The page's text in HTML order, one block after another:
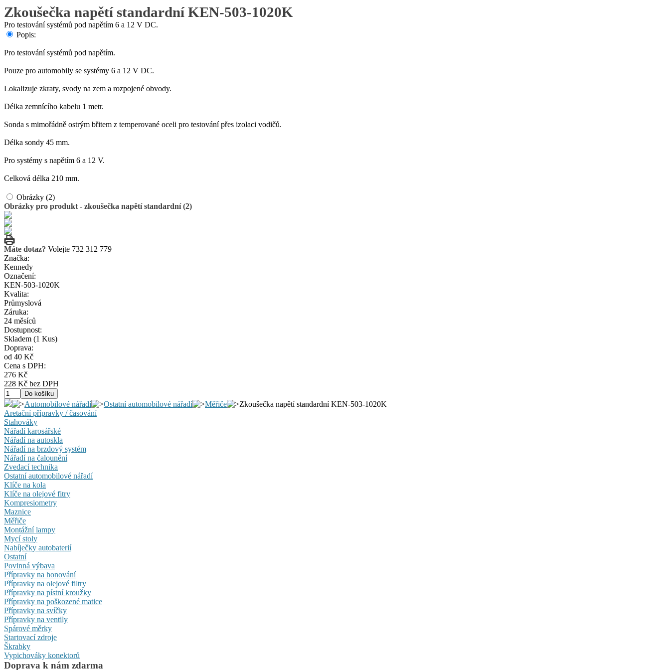
Zkoušečka napětí standardní KEN-503-1020K
Pro testování systémů pod napětím 6 a 12 V DC.
Popis:
Pro testování systémů pod napětím.
Pouze pro automobily se systémy 6 a 12 V DC.
Lokalizuje zkraty, svody na zem a rozpojené obvody.
Délka zemnícího kabelu 1 metr.
Sonda s mimořádně ostrým břitem z temperované oceli pro testování přes izolaci vodičů.
Délka sondy 45 mm.
Pro systémy s napětím 6 a 12 V.
Celková délka 210 mm.
Obrázky (2)
Obrázky pro produkt - zkoušečka napětí standardní (2)
Máte dotaz? Volejte 732 312 779
Značka:
Kennedy
Označení:
KEN-503-1020K
Kvalita:
Průmyslová
Záruka:
24 měsíců
Dostupnost:
Skladem (1 Kus)
Doprava:
od 40 Kč
Cena s DPH:
276 Kč
228 Kč bez DPH
Automobilové nářadí Ostatní automobilové nářadí Měřiče
Zkoušečka napětí standardní KEN-503-1020K
Aretační přípravky / časování
Stahováky
Nářadí karosářské
Nářadí na autoskla
Nářadí na brzdový systém
Nářadí na čalounění
Zvedací technika
Ostatní automobilové nářadí
Klíče na kola
Klíče na olejové fitry
Kompresiometry
Maznice
Měřiče
Montážní lampy
Mycí stoly
Nabíječky autobaterií
Ostatní
Povinná výbava
Přípravky na honování
Přípravky na olejové filtry
Přípravky na pístní kroužky
Přípravky na poškozené matice
Přípravky na svíčky
Přípravky na ventily
Spárové měrky
Startovací zdroje
Škrabky
Vypichováky konektorů
Doprava k nám zdarma